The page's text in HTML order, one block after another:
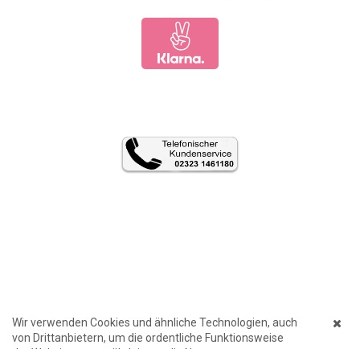
Wir verwenden Cookies und ähnliche Technologien, auch
von Drittanbietern, um die ordentliche Funktionsweise